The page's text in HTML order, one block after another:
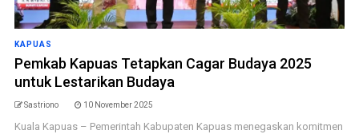
KAPUAS
Pemkab Kapuas Tetapkan Cagar Budaya 2025
untuk Lestarikan Budaya
Sastriono 10 November 2025
Kuala Kapuas – Pemerintah Kabupaten Kapuas menegaskan komitmen